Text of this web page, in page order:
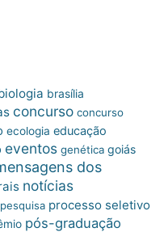
brasília
concurso concurso
ecologia educação
eventos genética goiás
dos
notícias
pesquisa processo seletivo
pós-graduação